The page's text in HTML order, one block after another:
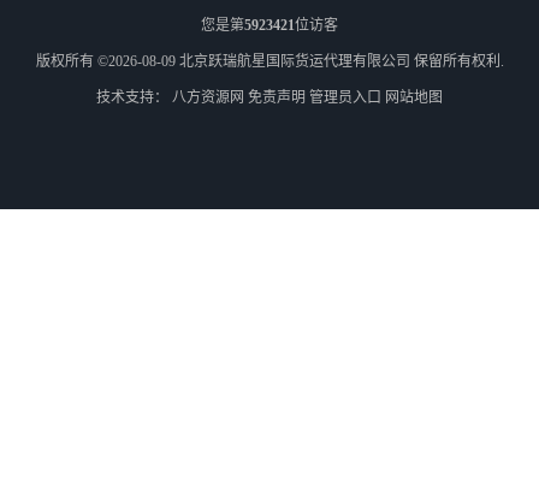
您是第5923421位访客
版权所有 ©2026-08-09 北京跃瑞航星国际货运代理有限公司 保留所有权利.
技术支持： 八方资源网 免责声明 管理员入口 网站地图